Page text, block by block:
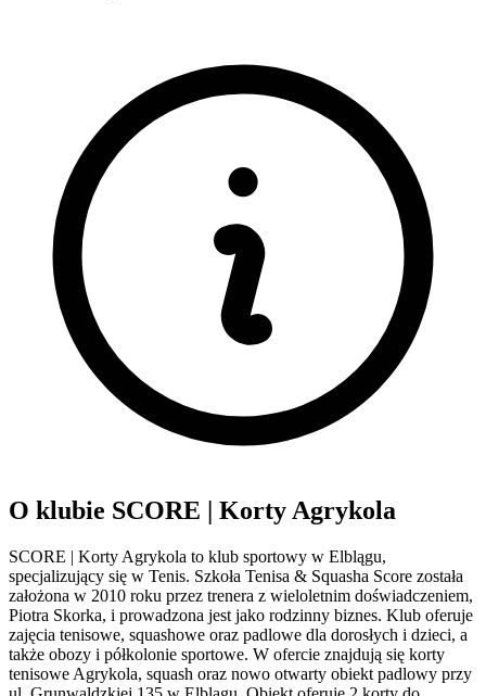
O klubie SCORE | Korty Agrykola
SCORE | Korty Agrykola to klub sportowy w Elblągu,
specjalizujący się w Tenis. Szkoła Tenisa & Squasha Score została
założona w 2010 roku przez trenera z wieloletnim doświadczeniem,
Piotra Skorka, i prowadzona jest jako rodzinny biznes. Klub oferuje
zajęcia tenisowe, squashowe oraz padlowe dla dorosłych i dzieci, a
także obozy i półkolonie sportowe. W ofercie znajdują się korty
tenisowe Agrykola, squash oraz nowo otwarty obiekt padlowy przy